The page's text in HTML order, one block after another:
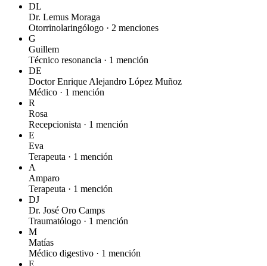
DL
Dr. Lemus Moraga
Otorrinolaringólogo · 2 menciones
G
Guillem
Técnico resonancia · 1 mención
DE
Doctor Enrique Alejandro López Muñoz
Médico · 1 mención
R
Rosa
Recepcionista · 1 mención
E
Eva
Terapeuta · 1 mención
A
Amparo
Terapeuta · 1 mención
DJ
Dr. José Oro Camps
Traumatólogo · 1 mención
M
Matías
Médico digestivo · 1 mención
E